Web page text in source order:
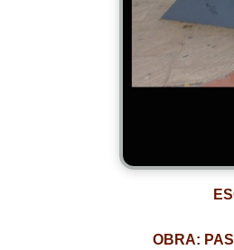
OBRA: